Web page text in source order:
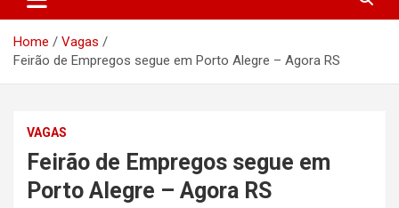
notícias relacionadas a
petróleo, gás, vagas de
emprego, energia, setor
offshore, economia,
tecnologia, indústria
automotiva, mineração,
Home
Vagas
Feirão de Empregos segue em Porto Alegre – Agora RS
VAGAS
Feirão de Empregos segue em
Porto Alegre – Agora RS